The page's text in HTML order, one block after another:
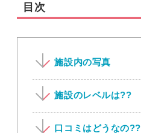
目次
施設内の写真
施設のレベルは??
口コミはどうなの??